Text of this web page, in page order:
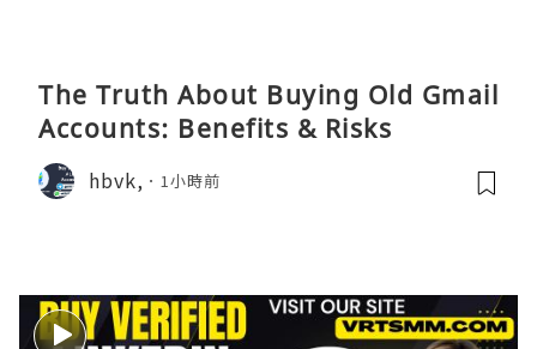
The Truth About Buying Old Gmail
Accounts: Benefits & Risks
hbvk, 1小時前